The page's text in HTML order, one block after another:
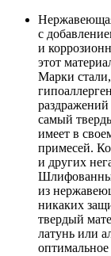
с
и
этот
Марки
самый
имеет в
примесей.
и других
из
никаких
твердый
латунь или